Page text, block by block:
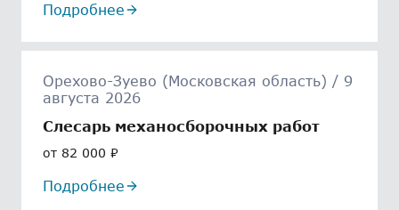
Подробнее
Орехово-Зуево (Московская область) / 9
августа 2026
Слесарь механосборочных работ
от 82 000 ₽
Подробнее